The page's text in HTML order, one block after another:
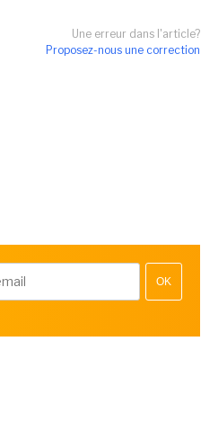
Une erreur dans l'article?
Proposez-nous une correction
OK